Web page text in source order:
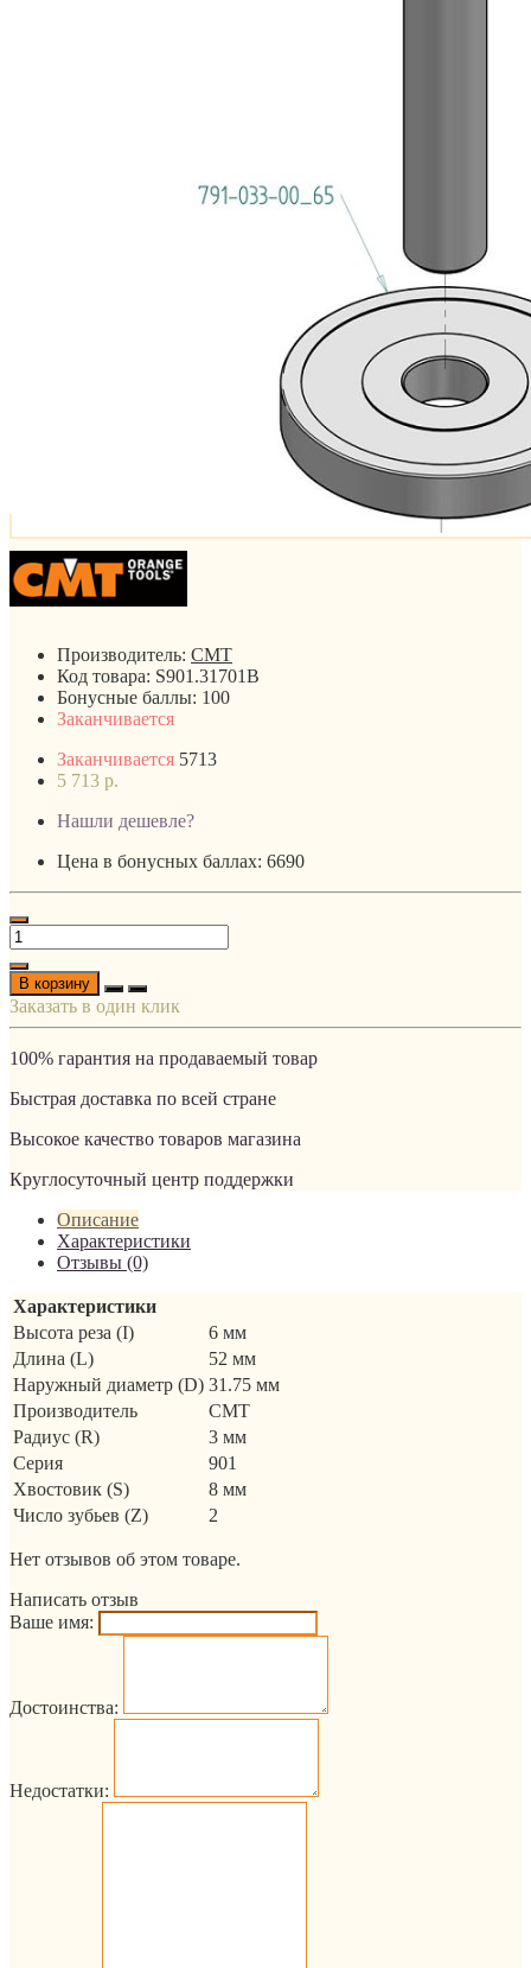
Производитель: CMT
Код товара: S901.31701B
Бонусные баллы: 100
Заканчивается
Заканчивается 5713
5 713 р.
Нашли дешевле?
Цена в бонусных баллах: 6690
В корзину
Заказать в один клик
100% гарантия на продаваемый товар
Быстрая доставка по всей стране
Высокое качество товаров магазина
Круглосуточный центр поддержки
Описание
Характеристики
Отзывы (0)
Характеристики
Высота реза (I)
6 мм
Длина (L)
52 мм
Наружный диаметр (D) 31.75 мм
Производитель
CMT
Радиус (R)
3 мм
Серия
901
Хвостовик (S)
8 мм
Число зубьев (Z)
2
Нет отзывов об этом товаре.
Написать отзыв
Ваше имя:
Достоинства:
Недостатки: